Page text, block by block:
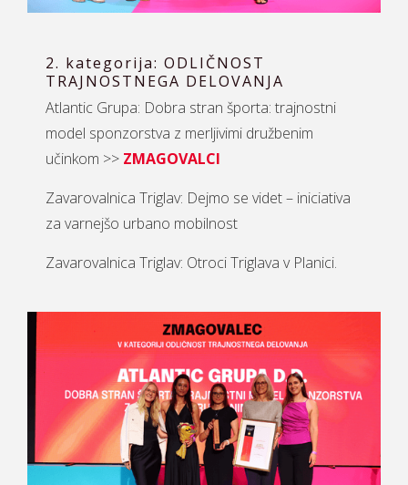
2. kategorija: ODLIČNOST
TRAJNOSTNEGA DELOVANJA
Atlantic Grupa: Dobra stran športa: trajnostni
model sponzorstva z merljivimi družbenim
učinkom >> ZMAGOVALCI
Zavarovalnica Triglav: Dejmo se videt – iniciativa
za varnejšo urbano mobilnost
Zavarovalnica Triglav: Otroci Triglava v Planici.